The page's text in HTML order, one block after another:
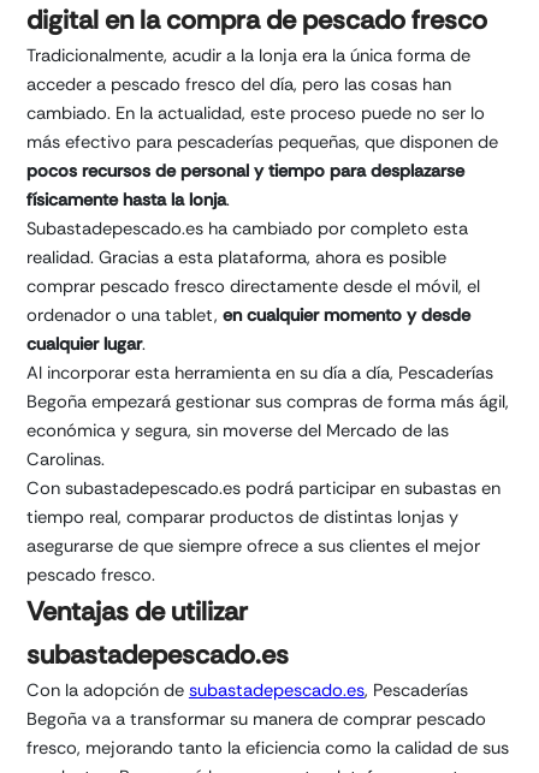
digital en la compra de pescado fresco
Tradicionalmente, acudir a la lonja era la única forma de
acceder a pescado fresco del día, pero las cosas han
cambiado. En la actualidad, este proceso puede no ser lo
más efectivo para pescaderías pequeñas, que disponen de
pocos recursos de personal y tiempo para desplazarse
físicamente hasta la lonja.
Subastadepescado.es ha cambiado por completo esta
realidad. Gracias a esta plataforma, ahora es posible
comprar pescado fresco directamente desde el móvil, el
ordenador o una tablet, en cualquier momento y desde
cualquier lugar.
Al incorporar esta herramienta en su día a día, Pescaderías
Begoña empezará gestionar sus compras de forma más ágil,
económica y segura, sin moverse del Mercado de las
Carolinas.
Con subastadepescado.es podrá participar en subastas en
tiempo real, comparar productos de distintas lonjas y
asegurarse de que siempre ofrece a sus clientes el mejor
pescado fresco.
Ventajas de utilizar
subastadepescado.es
Con la adopción de subastadepescado.es, Pescaderías
Begoña va a transformar su manera de comprar pescado
fresco, mejorando tanto la eficiencia como la calidad de sus